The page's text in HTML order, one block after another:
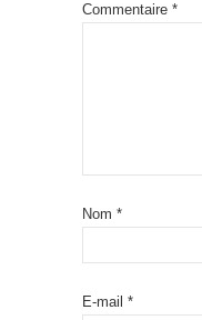
Commentaire *
Nom *
E-mail *